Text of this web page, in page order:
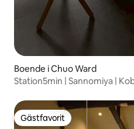
Boende i Chuo Ward
Station5min | Sannomiya |
Gästfavorit
Gästfavorit